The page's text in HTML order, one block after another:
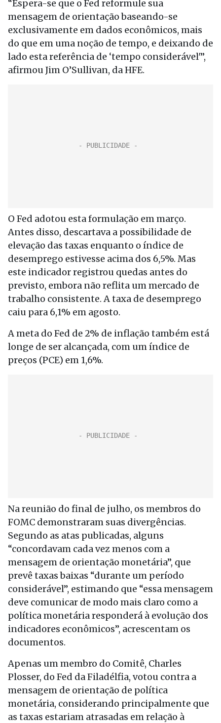
“Espera-se que o Fed reformule sua
mensagem de orientação baseando-se
exclusivamente em dados econômicos, mais
do que em uma noção de tempo, e deixando de
lado esta referência de ‘tempo considerável'”,
afirmou Jim O’Sullivan, da HFE.
O Fed adotou esta formulação em março.
Antes disso, descartava a possibilidade de
elevação das taxas enquanto o índice de
desemprego estivesse acima dos 6,5%. Mas
este indicador registrou quedas antes do
previsto, embora não reflita um mercado de
trabalho consistente. A taxa de desemprego
caiu para 6,1% em agosto.
A meta do Fed de 2% de inflação também está
longe de ser alcançada, com um índice de
preços (PCE) em 1,6%.
Na reunião do final de julho, os membros do
FOMC demonstraram suas divergências.
Segundo as atas publicadas, alguns
“concordavam cada vez menos com a
mensagem de orientação monetária”, que
prevê taxas baixas “durante um período
considerável”, estimando que “essa mensagem
deve comunicar de modo mais claro como a
política monetária responderá à evolução dos
indicadores econômicos”, acrescentam os
documentos.
Apenas um membro do Comitê, Charles
Plosser, do Fed da Filadélfia, votou contra a
mensagem de orientação de política
monetária, considerando principalmente que
as taxas estariam atrasadas em relação à